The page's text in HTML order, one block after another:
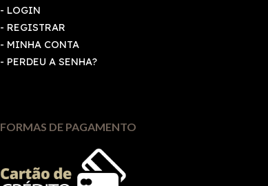
- LOGIN
- REGISTRAR
- MINHA CONTA
- PERDEU A SENHA?
FORMAS DE PAGAMENTO